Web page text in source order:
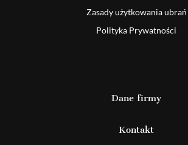
Zasady użytkowania ubrań
Polityka Prywatności
Dane firmy
Kontakt